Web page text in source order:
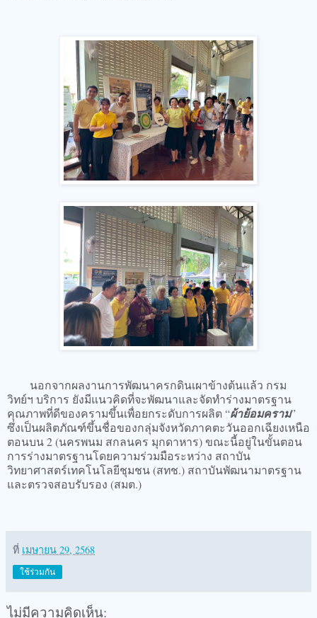
นอกจากผลงานการพัฒนาครกดินเผาข้างต้นแล้ว กรม
วิทย์ฯ บริการ ยังมีแนวคิดที่จะพัฒนาและจัดทำร่างมาตรฐาน
คุณภาพที่ดีของครามขึ้นเพื่อยกระดับการผลิต “ผ้าย้อมคราม”
ซึ่งเป็นผลิตภัณฑ์ขึ้นชื่อของกลุ่มจังหวัดภาคตะวันออกเฉียงเหนือ
ตอนบน 2 (นครพนม สกลนคร มุกดาหาร) ขณะนี้อยู่ในขั้นตอน
การร่างมาตรฐานโดยความร่วมมือระหว่าง สถาบัน
วิทยาศาสตร์เทคโนโลยีชุมชน (สทช.) สถาบันพัฒนามาตรฐาน
และตรวจสอบรับรอง (สมต.)
ที่ เมษายน 29, 2568
ใช้ร่วมกัน
ไม่มีความคิดเห็น: